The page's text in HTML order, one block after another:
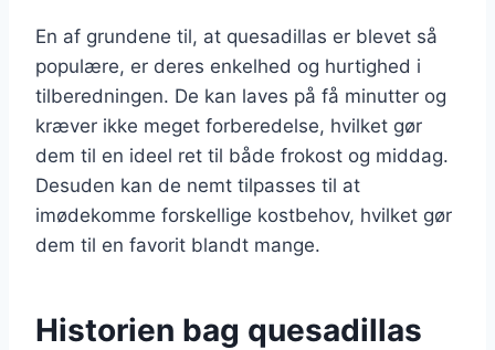
En af grundene til, at quesadillas er blevet så
populære, er deres enkelhed og hurtighed i
tilberedningen. De kan laves på få minutter og
kræver ikke meget forberedelse, hvilket gør
dem til en ideel ret til både frokost og middag.
Desuden kan de nemt tilpasses til at
imødekomme forskellige kostbehov, hvilket gør
dem til en favorit blandt mange.
Historien bag quesadillas